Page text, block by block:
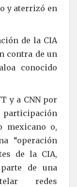
y aterrizó en
de la CIA
contra de un
conocido
y a CNN por
mexicano o,
“operación
de la CIA,
de una
redes